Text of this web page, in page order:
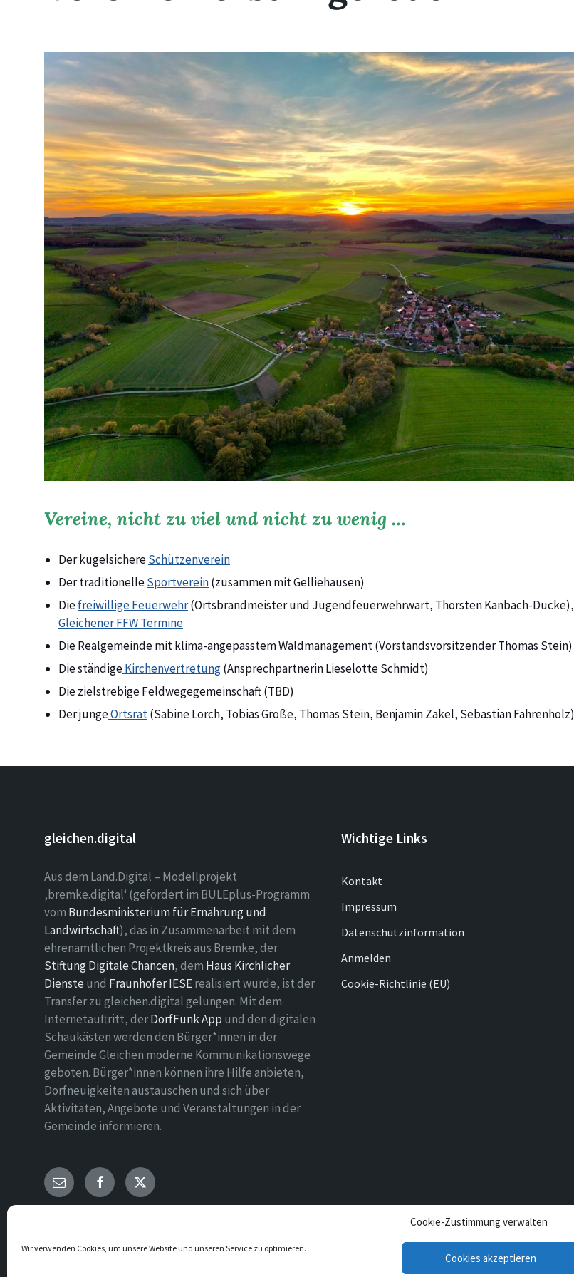
Cookie-Zustimmung verwalten
Wir verwenden Cookies, um unsere Website und unseren Service zu optimieren.
Cookies akzeptieren
Vereine, nicht zu viel und nicht zu wenig …
Der kugelsichereSchützenverein
Der traditionelleSportverein(zusammen mit Gelliehausen)
Diefreiwillige Feuerwehr(Ortsbrandmeister und Jugendfeuerwehrwart, Thorsten Kanbach-Ducke),
Gleichener FFW Termine
Die Realgemeinde mit klima-angepasstem Waldmanagement (Vorstandsvorsitzender Thomas Stein)
Die ständigeKirchenvertretung(Ansprechpartnerin Lieselotte Schmidt)
Die zielstrebige Feldwegegemeinschaft (TBD)
Der jungeOrtsrat(Sabine Lorch, Tobias Große, Thomas Stein, Benjamin Zakel, Sebastian Fahrenholz)
gleichen.digital
Aus dem Land.Digital – Modellprojekt
‚bremke.digital‘ (gefördert im BULEplus-Programm
vom Bundesministerium für Ernährung und
Landwirtschaft), das in Zusammenarbeit mit dem
ehrenamtlichen Projektkreis aus Bremke, der
Stiftung Digitale Chancen, dem Haus Kirchlicher
Dienste und Fraunhofer IESErealisiert wurde, ist der
Transfer zu gleichen.digital gelungen. Mit dem
Internetauftritt, derDorfFunk App und den digitalen
Schaukästen werden den Bürger*innen in der
Gemeinde Gleichen moderne Kommunikationswege
geboten. Bürger*innen können ihre Hilfe anbieten,
Dorfneuigkeiten austauschen und sich über
Aktivitäten, Angebote und Veranstaltungen in der
Gemeinde informieren.
Wichtige Links
Kontakt
Impressum
Datenschutzinformation
Anmelden
Cookie-Richtlinie (EU)
E- Facebook Twitter